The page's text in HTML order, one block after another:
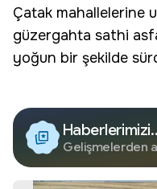
Çatak mahallelerine
güzergahta sathi
yoğun bir şekilde
Haberlerimizi
Google'da
Edin
Gelişmelerden